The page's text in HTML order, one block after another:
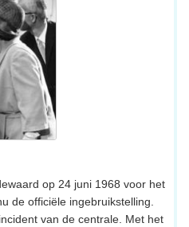
op 24 juni 1968 voor het
de officiële ingebruikstelling.
van de centrale. Met het